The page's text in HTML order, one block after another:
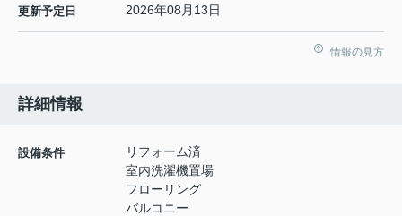
更新予定日 2026年08月13日
情報の見方
詳細情報
設備条件
リフォーム済
室内洗濯機置場
フローリング
バルコニー